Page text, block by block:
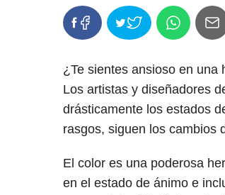
¿Te sientes ansioso en
Los artistas y diseñadores
drásticamente los estados
rasgos, siguen los cambios
El color es una poderosa
en el estado de ánimo e